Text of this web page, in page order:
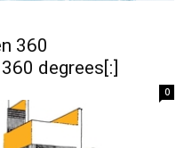
360
degrees[:]
0